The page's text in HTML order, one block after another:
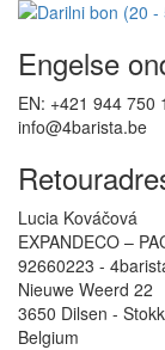
Engelse
EN: +421 944 750
info@4barista.be
Lucia Kováčová
EXPANDECO –
92660223 -
Nieuwe Weerd 22
3650 Dilsen -
Belgium